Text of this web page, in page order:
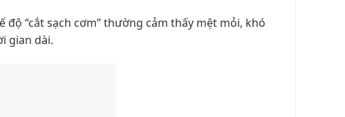
“cắt sạch cơm” thường cảm thấy mệt mỏi, khó
gian dài.